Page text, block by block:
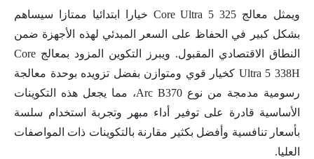
ويمثل معالج Core Ultra 5 325 خيارا ابتدائيا ممتازا سيساهم
بشكل كبير في الحفاظ على السعر المبدئي لهذه الأجهزة ضمن
النطاق الاقتصادي المقبول. ويبرز التكوين المزود بمعالج Core
Ultra 5 338H كخيار قوي ومتوازن بفضل تزويده بوحدة معالجة
رسومية مدمجة من نوع Arc B370، مما يجعل هذه التكوينات
الأساسية قادرة على توفير أداء مبهر وتجربة استخدام سلسة
بأسعار تنافسية وأفضل بكثير مقارنة بالتكوينات ذات المواصفات
العليا.